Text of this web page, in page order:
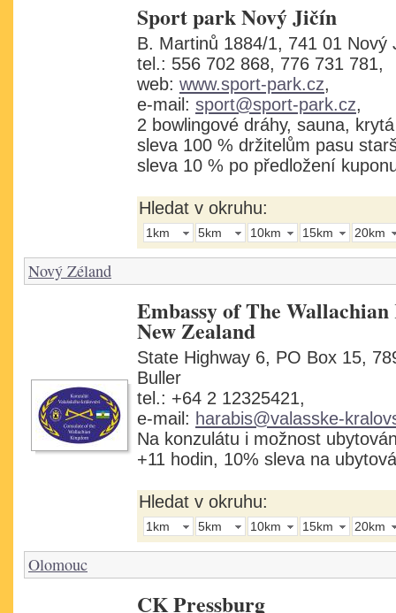
Sport park Nový Jičín
B. Martinů 1884/1, 741 01 Nový
tel.: 556 702 868, 776 731 781,
web: www.sport-park.cz,
e-mail: sport@sport-park.cz,
2 bowlingové dráhy, sauna,
sleva 100 % držitelům pasu
sleva 10 % po předložení
Hledat v okruhu:
1km 5km 10km 15km 20km
Nový Zéland
Embassy of The
New Zealand
State Highway 6, PO Box 15,
Buller
tel.: +64 2 12325421,
e-mail: harabis@valasske-
Na konzulátu i možnost
+11 hodin, 10% sleva na
Hledat v okruhu:
1km 5km 10km 15km 20km
Olomouc
CK Pressburg